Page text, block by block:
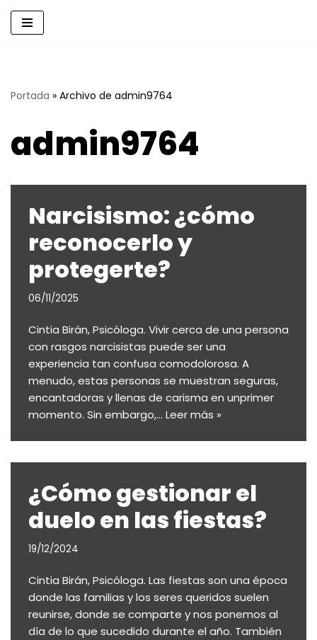
Saltar
Portada » Archivo de admin9764
admin9764
Narcisismo: ¿cómo
reconocerlo y
protegerte?
06/11/2025
Cintia Birán, Psicóloga. Vivir cerca de una persona
con rasgos narcisistas puede ser una
experiencia tan confusa comodolorosa. A
menudo, estas personas se muestran seguras,
encantadoras y llenas de carisma en unprimer
momento. Sin embargo,… Leer más »
¿Cómo gestionar el
duelo en las fiestas?
19/12/2024
Cintia Birán, Psicóloga. Las fiestas son una época
donde las familias y los seres queridos suelen
reunirse, donde se comparte y nos ponemos al
día de lo que sucedido durante el año. También